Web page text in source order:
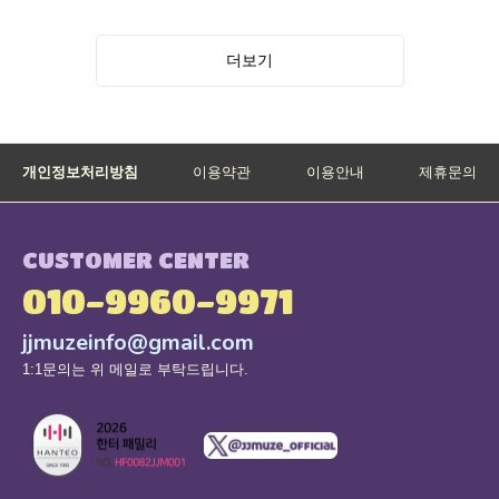
더보기
개인정보처리방침 이용약관 이용안내 제휴문의
CUSTOMER CENTER
010-9960-9971
jjmuzeinfo@gmail.com
1:1문의는 위 메일로 부탁드립니다.